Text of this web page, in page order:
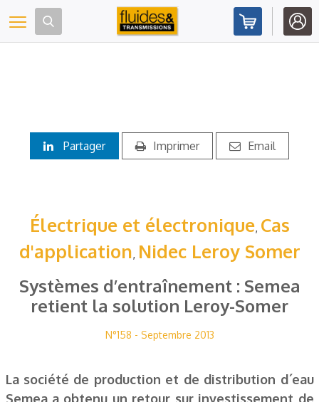
Toggle navigation
Partager Imprimer Email
Électrique et électronique, Cas
d'application, Nidec Leroy Somer
Systèmes d’entraînement : Semea
retient la solution Leroy-Somer
N°158 - Septembre 2013
La société de production et de distribution d´eau
Semea a obtenu un retour sur investissement de
Panneau de gestion des cookies